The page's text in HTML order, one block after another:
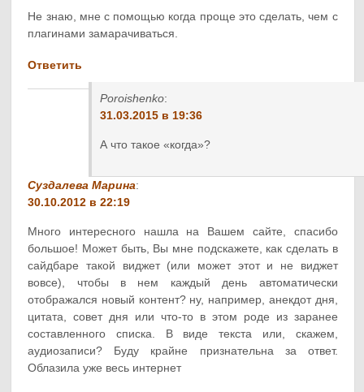
Не знаю, мне с помощью когда проще это сделать, чем с
плагинами замарачиваться.
Ответить
Poroishenko:
31.03.2015 в 19:36
А что такое «когда»?
Суздалева Марина:
30.10.2012 в 22:19
Много интересного нашла на Вашем сайте, спасибо
большое! Может быть, Вы мне подскажете, как сделать в
сайдбаре такой виджет (или может этот и не виджет
вовсе), чтобы в нем каждый день автоматически
отображался новый контент? ну, например, анекдот дня,
цитата, совет дня или что-то в этом роде из заранее
составленного списка. В виде текста или, скажем,
аудиозаписи? Буду крайне признательна за ответ.
Облазила уже весь интернет